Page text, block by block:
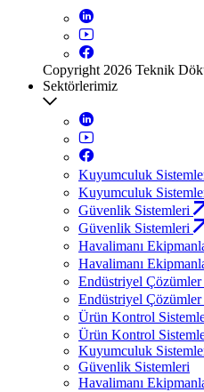
Copyright 2026 Teknik
Sektörlerimiz
Kuyumculuk
Kuyumculuk
Güvenlik Sistemleri
Güvenlik Sistemleri
Havalimanı
Havalimanı
Endüstriyel Çözümler
Endüstriyel Çözümler
Ürün Kontrol
Ürün Kontrol
Kuyumculuk
Güvenlik Sistemleri
Havalimanı